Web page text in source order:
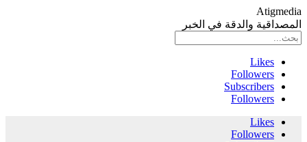
Atigmedia
المصداقية والدقة في الخبر
Likes
Followers
Subscribers
Followers
Likes
Followers